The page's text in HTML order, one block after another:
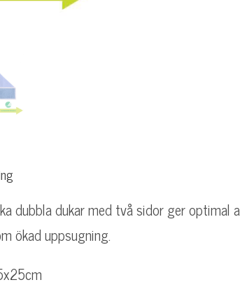
dubbla dukar med två sidor ger
ökad uppsugning.